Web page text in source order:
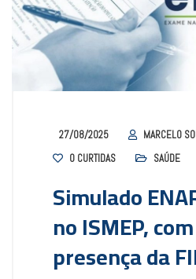
27/08/2025
MARCELO
0 CURTIDAS SAÚDE
Simulado
no ISMEP,
presença da